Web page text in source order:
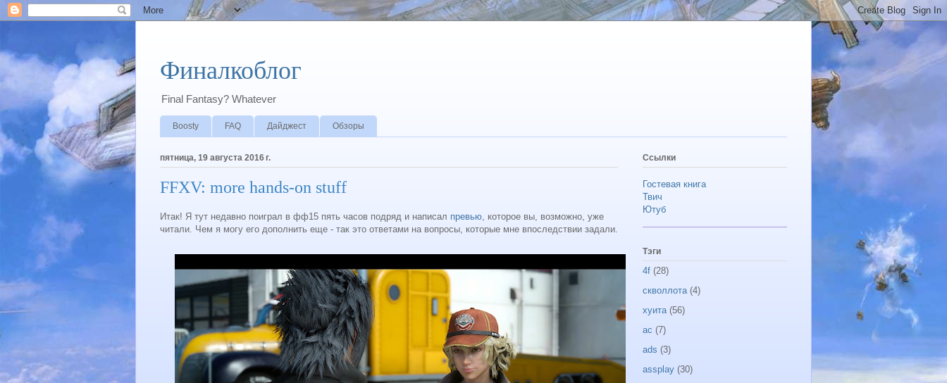
Финалкоблог
Final Fantasy? Whatever
Boosty FAQ Дайджест Обзоры
пятница, 19 августа 2016 г.
FFXV: more hands-on stuff
Итак! Я тут недавно поиграл в фф15 пять часов подряд и написал превью, которое вы, возможно, уже
читали. Чем я могу его дополнить еще - так это ответами на вопросы, которые мне впоследствии задали.
Ссылки
Гостевая книга
Твич
Ютуб
Тэги
4f (28)
скволлота (4)
хуита (56)
ac (7)
ads (3)
assplay (30)